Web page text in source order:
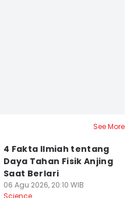
See More
4 Fakta Ilmiah tentang
Daya Tahan Fisik Anjing
Saat Berlari
06 Agu 2026, 20:10 WIB
Science